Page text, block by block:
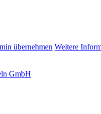
übernehmen Weitere